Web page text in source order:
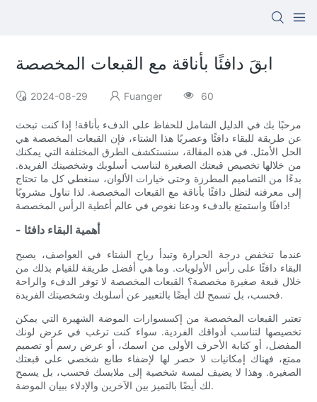
ابقَ دافئًا بأناقة مع القبعات المخصصة
2024-08-29 Fuanger 60
مرحبًا بك في الدليل الشامل للحفاظ على الدفء بأناقة! إذا كنت تبحث
عن طريقة للبقاء دافئًا وعصريًا هذا الشتاء، فإن القبعات المخصصة هي
الحل الأمثل. في هذه المقالة، سنستكشف الطرق المختلفة التي يمكنك
من خلالها تخصيص قبعتك الصغيرة لتناسب أسلوبك وشخصيتك الفريدة.
بدءًا من التصاميم المطرزة وحتى خيارات الألوان، سنغطي كل ما تحتاج
إلى معرفته لتظل دافئًا بأناقة مع القبعات المخصصة. لذا تناول مشروبًا
دافئًا واستمتع بالدفء ودعنا نغوص في عالم أغطية الرأس المخصصة!
- أهمية البقاء دافئا
عندما تنخفض درجة الحرارة وتبدأ رياح الشتاء في العواصف، يصبح
البقاء دافئًا على رأس الأولويات. وما هي أفضل طريقة للقيام بذلك من
خلال قبعة صغيرة مخصصة؟ القبعات المخصصة لا توفر الدفء والراحة
فحسب، بل تسمح لك أيضًا بالتعبير عن أسلوبك وشخصيتك الفريدة.
تعتبر القبعات المخصصة من إكسسوارات الموضة الشهيرة التي يمكن
تخصيصها لتناسب أذواقك الفردية. سواء كنت ترغب في عرض لونك
المفضل، أو كتابة الأحرف الأولى من اسمك، أو عرض رسم أو تصميم
ممتع، فهناك إمكانيات لا حصر لها لإضفاء طابع شخصي على قبعتك
الصغيرة. وهذا لا يضيف لمسة شخصية إلى ملابسك فحسب، بل يسمح
لك أيضًا بالتميز بين الآخرين والإدلاء ببيان الموضة.